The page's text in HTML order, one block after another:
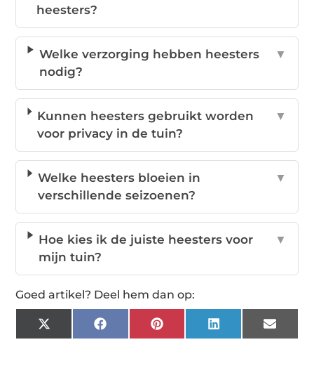
heesters?
Welke verzorging hebben heesters
nodig?
▼
Kunnen heesters gebruikt worden
voor privacy in de tuin?
▼
Welke heesters bloeien in
verschillende seizoenen?
▼
Hoe kies ik de juiste heesters voor
mijn tuin?
▼
Goed artikel? Deel hem dan op:
X
(Twitter)
FacebookPinterestLinkedInEmail